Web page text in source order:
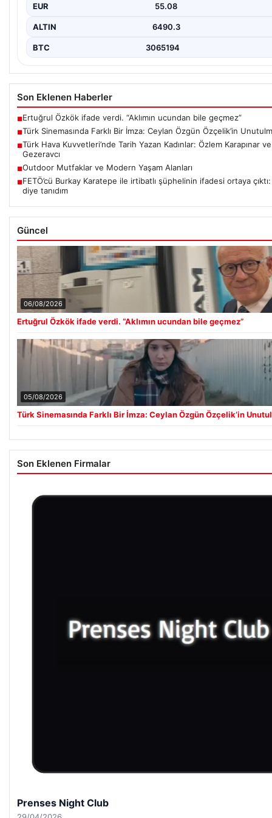
EUR 55.08
ALTIN 6490.3
BTC 3065194
Son Eklenen Haberler
■Ertuğrul Özkök ifade verdi. “Aklımın ucundan bile geçmez”
■Türk Sinemasında Farklı Bir İmza: Ceylan Özgün Özçelik’in
■Türk Hava Kuvvetleri’nde Tarih Yazan Kadınlar: Özlem Karapınar
Gezeravcı
■Outdoor Mutfaklar ve Modern Yaşam Alanları
■FETÖ’cü Burkay Karatepe ile irtibatlı şüphelinin ifadesi ortaya çıktı:
diye tanıdım
Güncel
06/08/2026
Ertuğrul Özkök ifade verdi. “Aklımın ucundan bile geçmez”
05/08/2026
Türk Sinemasında Farklı Bir İmza: Ceylan Özgün Özçelik’in
Son Eklenen Firmalar
Prenses Night Club